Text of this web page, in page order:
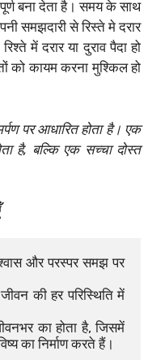
बना देता है। समय के साथ
समझदारी से रिस्ते मे दरार
में दरार या दुराव पैदा हो
को कायम करना मुश्किल हो
पर आधारित होता है। एक
है, बल्कि एक सच्चा दोस्त
और परस्पर समझ पर
की हर परिस्थिति में
का होता है, जिसमें
का निर्माण करते हैं।